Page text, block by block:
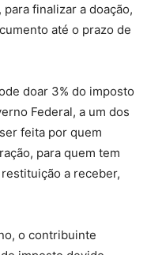
para finalizar a doação,
até o prazo de
doar 3% do imposto
Federal, a um dos
feita por quem
para quem tem
a receber,
o contribuinte